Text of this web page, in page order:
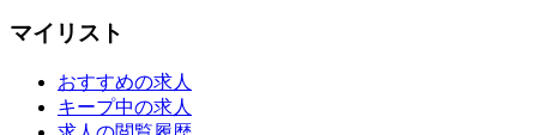
マイリスト
おすすめの求人
キープ中の求人